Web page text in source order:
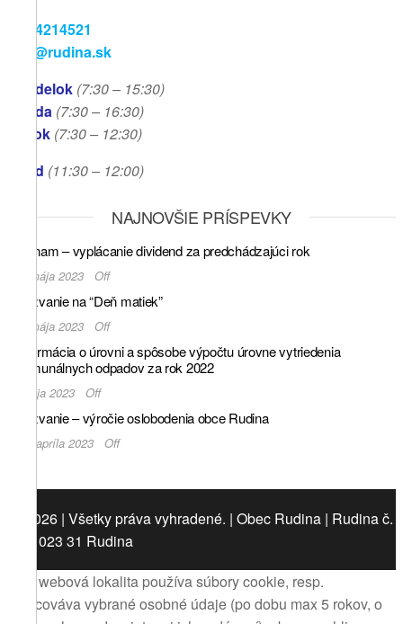
041/4214521
info@rudina.sk
Pondelok (7:30 – 15:30)
Streda (7:30 – 16:30)
Piatok (7:30– 12:30)
Obed (11:30– 12:00)
NAJNOVŠIE PRÍSPEVKY
Oznam – vyplácanie dividend za predchádzajúci rok
5. mája 2023 Off
Pozvanie na “Deň matiek”
4. mája 2023 Off
Informácia o úrovni a spôsobe výpočtu úrovne vytriedenia
komunálnych odpadov za rok 2022
3. mája 2023 Off
Pozvanie – výročie oslobodenia obce Rudina
28. apríla 2023 Off
© 2026 | Všetky práva vyhradené. | Obec Rudina | Rudina č.
442, 023 31 Rudina
Táto webová lokalita používa súbory cookie, resp.
spracováva vybrané osobné údaje (po dobu max 5 rokov, o